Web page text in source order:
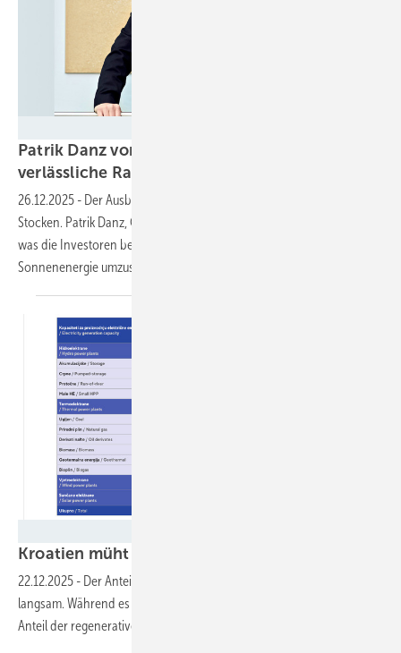
Patrik Danz von IBC Solar: „Es geht um
verlässliche Rahmenbedingungen“
26.12.2025 - Der Ausbau der Photovoltaik kommt derzeit etwas ins
Stocken. Patrik Danz, CSO von IBC Solar, weiß, woran das liegt und
was die Investoren benötigen, um ihren Stromverbrauch auf die
Sonnenenergie umzustellen.
Kroatien müht sich in Richtung
22.12.2025 - Der Anteil der Erneuerbaren in Kroatien wächst nur
langsam. Während es im Stromsektor wenigstens vorangeht, sinkt der
Anteil der regenerativen Energien im Verkehrssektor